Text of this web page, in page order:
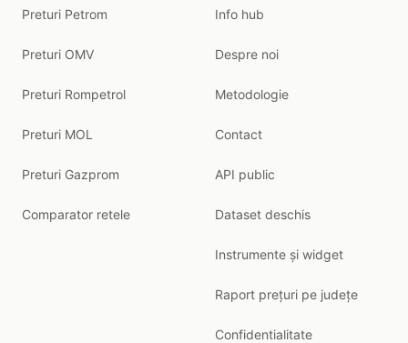
Preturi Petrom
Preturi OMV
Preturi Rompetrol
Preturi MOL
Preturi Gazprom
Comparator retele
Info hub
Despre noi
Metodologie
Contact
API public
Dataset deschis
Instrumente și widget
Raport prețuri pe județe
Confidentialitate